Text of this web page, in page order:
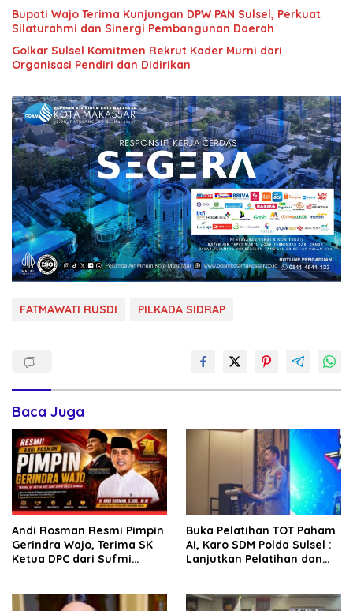
Bupati Wajo Terima Kunjungan DPW PAN Sulsel, Perkuat
Silaturahmi dan Sinergi Pembangunan Daerah
Golkar Sulsel Komitmen Rekrut Kader Murni dari
Organisasi Pendiri dan Didirikan
FATMAWATI RUSDI PILKADA SIDRAP
Baca Juga
Andi Rosman Resmi Pimpin
Gerindra Wajo, Terima SK
Ketua DPC dari Sufmi
Buka Pelatihan TOT Paham
AI, Karo SDM Polda Sulsel :
Lanjutkan Pelatihan dan